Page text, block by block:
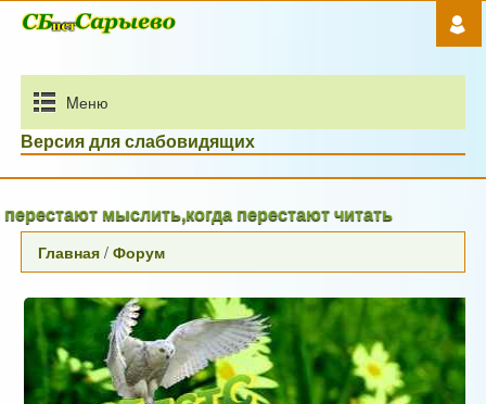
Mеню
Версия для слабовидящих
мыслить,когда перестают читать
Главная /Форум